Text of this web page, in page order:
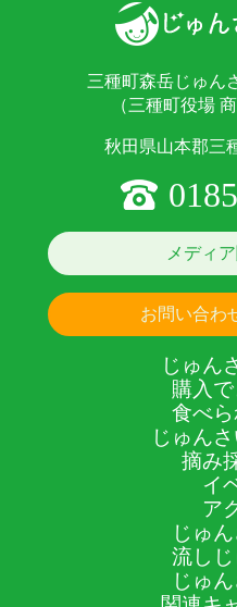
三種町森岳じゅん
（三種町役場
秋田県山本郡三
メディ
お問い合わ
じゅん
購入
食べ
じゅん
摘み
イ
ア
じゅ
流し
じゅ